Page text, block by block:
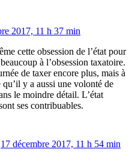
2017, 11 h 37 min
cette obsession de l’état pour
à l’obsession taxatoire.
de taxer encore plus, mais à
y a aussi une volonté de
le moindre détail. L’état
ses contribuables.
17 décembre 2017, 11 h 54 min